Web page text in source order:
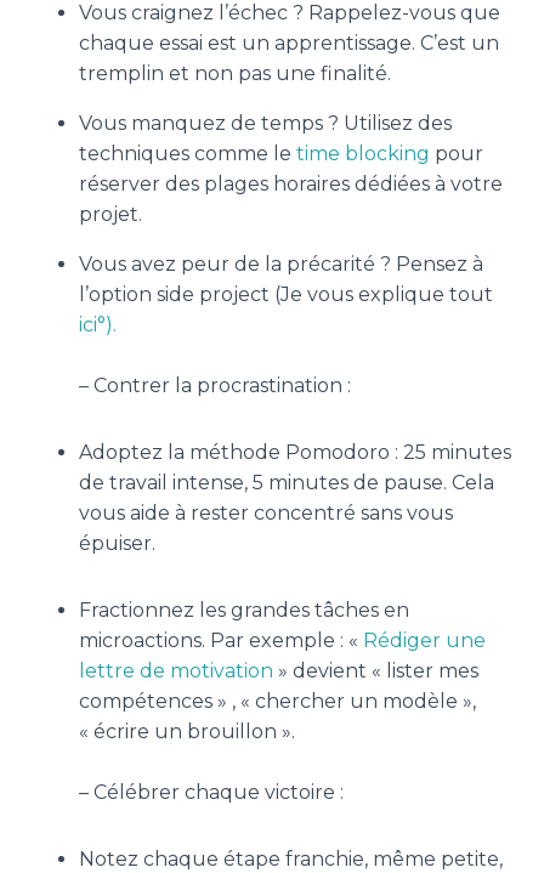
Vous craignez l’échec ? Rappelez-vous que
chaque essai est un apprentissage. C’est un
tremplin et non pas une finalité.
Vous manquez de temps ? Utilisez des
techniques comme le time blocking pour
réserver des plages horaires dédiées à votre
projet.
Vous avez peur de la précarité ? Pensez à
l’option side project (Je vous explique tout
ici°).
– Contrer la procrastination :
Adoptez la méthode Pomodoro : 25 minutes
de travail intense, 5 minutes de pause. Cela
vous aide à rester concentré sans vous
épuiser.
Fractionnez les grandes tâches en
microactions. Par exemple : « Rédiger une
lettre de motivation » devient « lister mes
compétences » , « chercher un modèle »,
« écrire un brouillon ».
– Célébrer chaque victoire :
Notez chaque étape franchie, même petite,